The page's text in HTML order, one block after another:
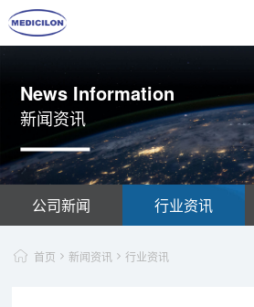
News Information
新闻资讯
公司新闻 行业资讯
首页 新闻资讯 行业资讯